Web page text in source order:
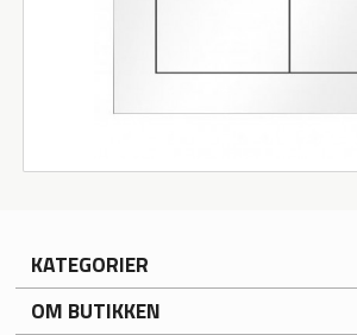
KATEGORIER
OM BUTIKKEN